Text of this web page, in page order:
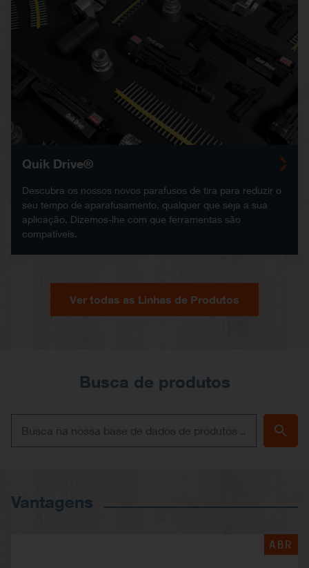
Quik Drive®
Descubra os nossos novos parafusos de tira para reduzir o
seu tempo de aparafusamento, qualquer que seja a sua
aplicação. Dizemos-lhe com que ferramentas são
compatíveis.
Ver todas as Linhas de Produtos
Busca de produtos
Vantagens
ABR